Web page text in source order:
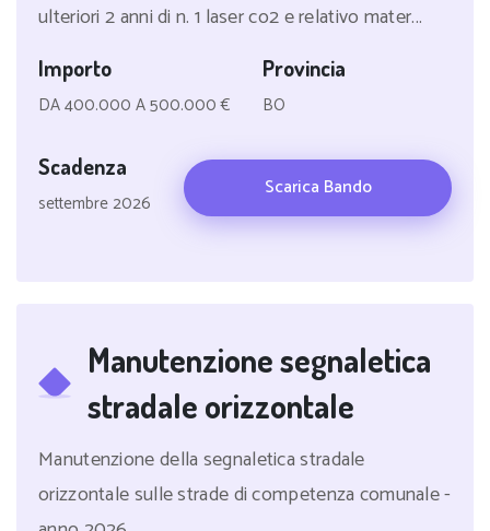
ulteriori 2 anni di n. 1 laser co2 e relativo mater...
Importo
DA 400.000 A 500.000 €
Provincia
BO
Scadenza
settembre 2026
Scarica Bando
Manutenzione segnaletica
stradale orizzontale
Manutenzione della segnaletica stradale
orizzontale sulle strade di competenza comunale -